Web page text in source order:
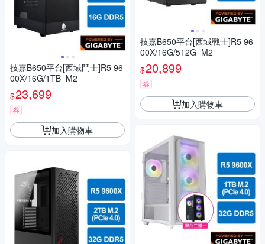
技嘉B650平台[西域鬥士]R5 96
00X/16G/1TB_M2
$23,699
券
加入購物車
技嘉B650平台[西域戰士]R5 96
00X/16G/512G_M2
$20,899
券
加入購物車